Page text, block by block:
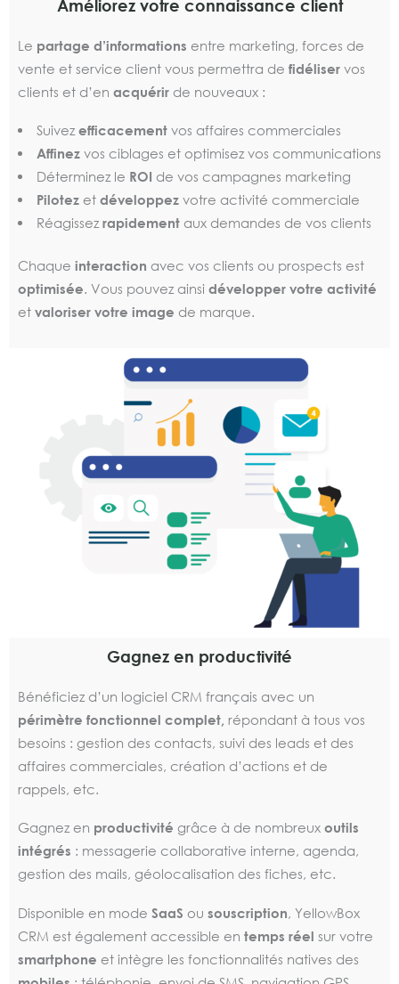
Améliorez votre connaissance client
Le partage d’informations entre marketing, forces de
vente et service client vous permettra de fidéliser vos
clients et d’en acquérir de nouveaux :
Suivez efficacement vos affaires commerciales
Affinezvos ciblages et optimisez vos communications
Déterminez le ROI de vos campagnes marketing
Pilotezet développezvotre activité commerciale
Réagissez rapidementaux demandes de vos clients
Chaque interaction avec vos clients ou prospects est
optimisée. Vous pouvez ainsi développer votre activité
et valoriser votre image de marque.
Gagnez en productivité
Bénéficiez d’un logiciel CRM français avec un
périmètre fonctionnel complet répondant à tous vos
besoins : gestion des contacts, suivi des leads et des
affaires commerciales, création d’actions et de
rappels, etc.
Gagnez en productivité grâce à de nombreux outils
intégrés : messagerie collaborative interne, agenda,
gestion des mails, géolocalisation des fiches, etc.
Disponible en mode SaaS ou souscription , YellowBox
CRM est également accessible en temps réel sur votre
smartphone et intègre les fonctionnalités natives des